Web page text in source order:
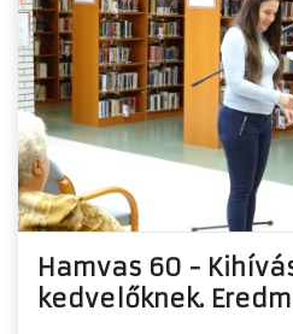
Hamvas 60 -
kedvelőknek.